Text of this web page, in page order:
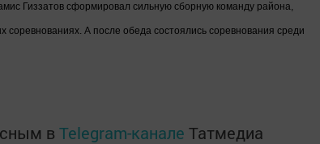
Гиззатов сформировал сильную сборную команду района,
соревнованиях. А после обеда состоялись соревнования среди
в Telegram-канале Татмедиа